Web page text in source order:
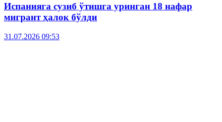
Испанияга сузиб ўтишга уринган 18 нафар
мигрант ҳалок бўлди
31.07.2026 09:53